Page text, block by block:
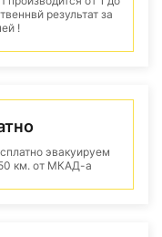
результат за
!
эвакуируем
км. от МКАД-а